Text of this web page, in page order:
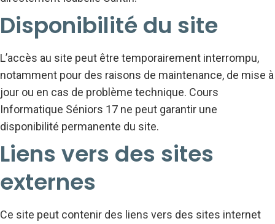
Disponibilité du site
L’accès au site peut être temporairement interrompu,
notamment pour des raisons de maintenance, de mise à
jour ou en cas de problème technique. Cours
Informatique Séniors 17 ne peut garantir une
disponibilité permanente du site.
Liens vers des sites
externes
Ce site peut contenir des liens vers des sites internet